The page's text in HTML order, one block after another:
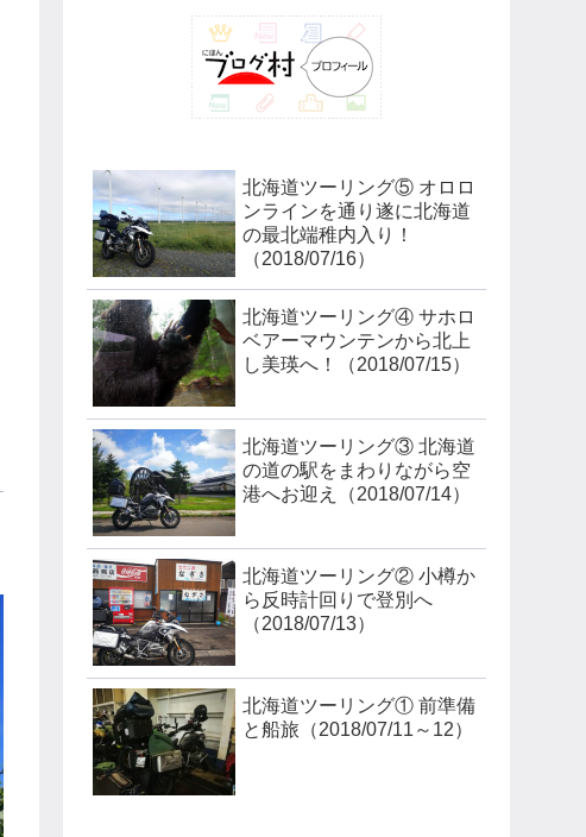
北海道ツーリング⑤ オロロ
ンラインを通り遂に北海道
の最北端稚内入り！
（2018/07/16）
北海道ツーリング④ サホロ
ベアーマウンテンから北上
し美瑛へ！（2018/07/15）
北海道ツーリング③ 北海道
の道の駅をまわりながら空
港へお迎え（2018/07/14）
北海道ツーリング② 小樽か
ら反時計回りで登別へ
（2018/07/13）
北海道ツーリング① 前準備
と船旅（2018/07/11～12）